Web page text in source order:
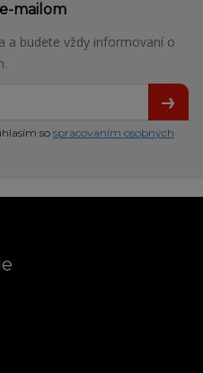
mailom
a budete vždy informovaní o
sospracovaním osobných